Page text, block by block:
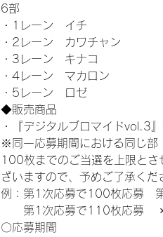
6部
・1レーン　イチ
・2レーン　カワチャン
・3レーン　キナコ
・4レーン　マカロン
・5レーン　ロゼ
◆販売商品
・『デジタルブロマイドvol.3
※同一応募期間における同じ部
100枚までのご当選を上限とさ
ざいますので、予めご了承くだ
例：第1次応募で100枚応募　
第1次応募で110枚応募　
〇応募期間